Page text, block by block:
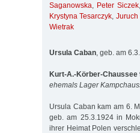
Saganowska, Peter Siczek
Krystyna Tesarczyk, Juruch
Wietrak
Ursula Caban , geb. am
Kurt-A.-Körber-Chaussee
ehemals Lager
Ursula Caban kam am 6.
geb. am 25.3.1924 in
ihrer Heimat Polen